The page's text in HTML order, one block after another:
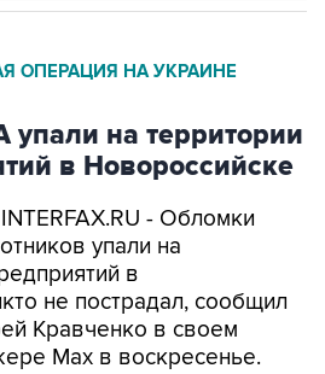
ОПЕРАЦИЯ НА УКРАИНЕ
на территории
в Новороссийске
- Обломки
упали на
в
не пострадал, сообщил
Кравченко в своем
Max в воскресенье.